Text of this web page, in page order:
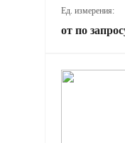
Ед. измерения:
от по